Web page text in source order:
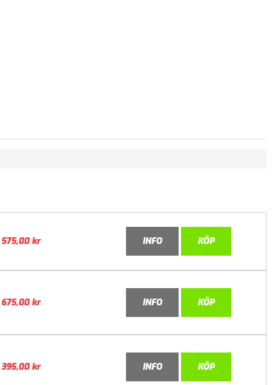
575,00kr INFO KÖP
675,00kr INFO KÖP
395,00kr INFO KÖP